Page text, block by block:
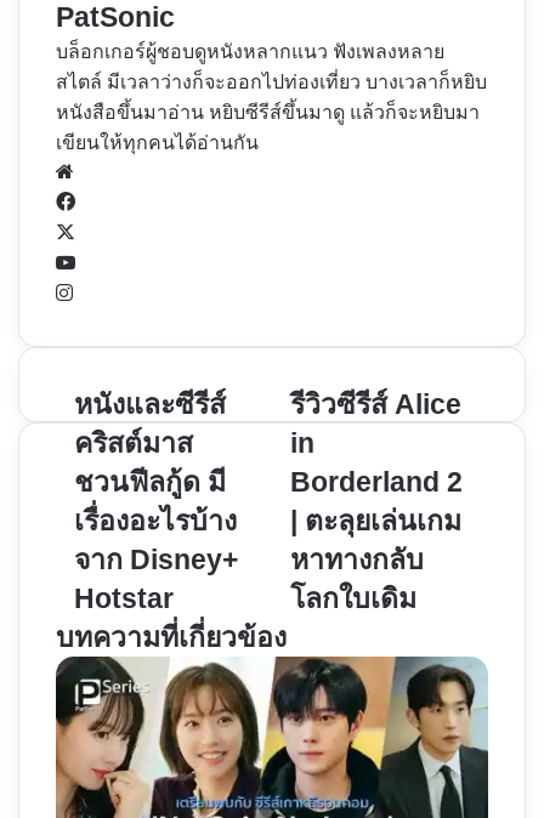
PatSonic
บล็อกเกอร์ผู้ชอบดูหนังหลากแนว ฟังเพลงหลาย
สไตล์ มีเวลาว่างก็จะออกไปท่องเที่ยว บางเวลาก็หยิบ
หนังสือขึ้นมาอ่าน หยิบซีรีส์ขึ้นมาดู แล้วก็จะหยิบมา
เขียนให้ทุกคนได้อ่านกัน
Facebook
YouTube
Instagram
หนัง
และ
ซี
รีส์
คริสต์มาส
ชวน
กู้ด
มี
เรื่อง
อะไร
บ้าง
จาก
Disney+
หนังและซีรีส์
คริสต์มาส
ชวนฟีลกู้ด มี
เรื่องอะไรบ้าง
จาก Disney+
Hotstar
รีวิว
ซี
รีส์
Alice
Borderland
2
เล่น
เกม
หา
ทาง
กลับ
รีวิวซีรีส์ Alice
in
Borderland 2
| ตะลุยเล่นเกม
หาทางกลับ
โลกใบเดิม
บทความที่เกี่ยวข้อง